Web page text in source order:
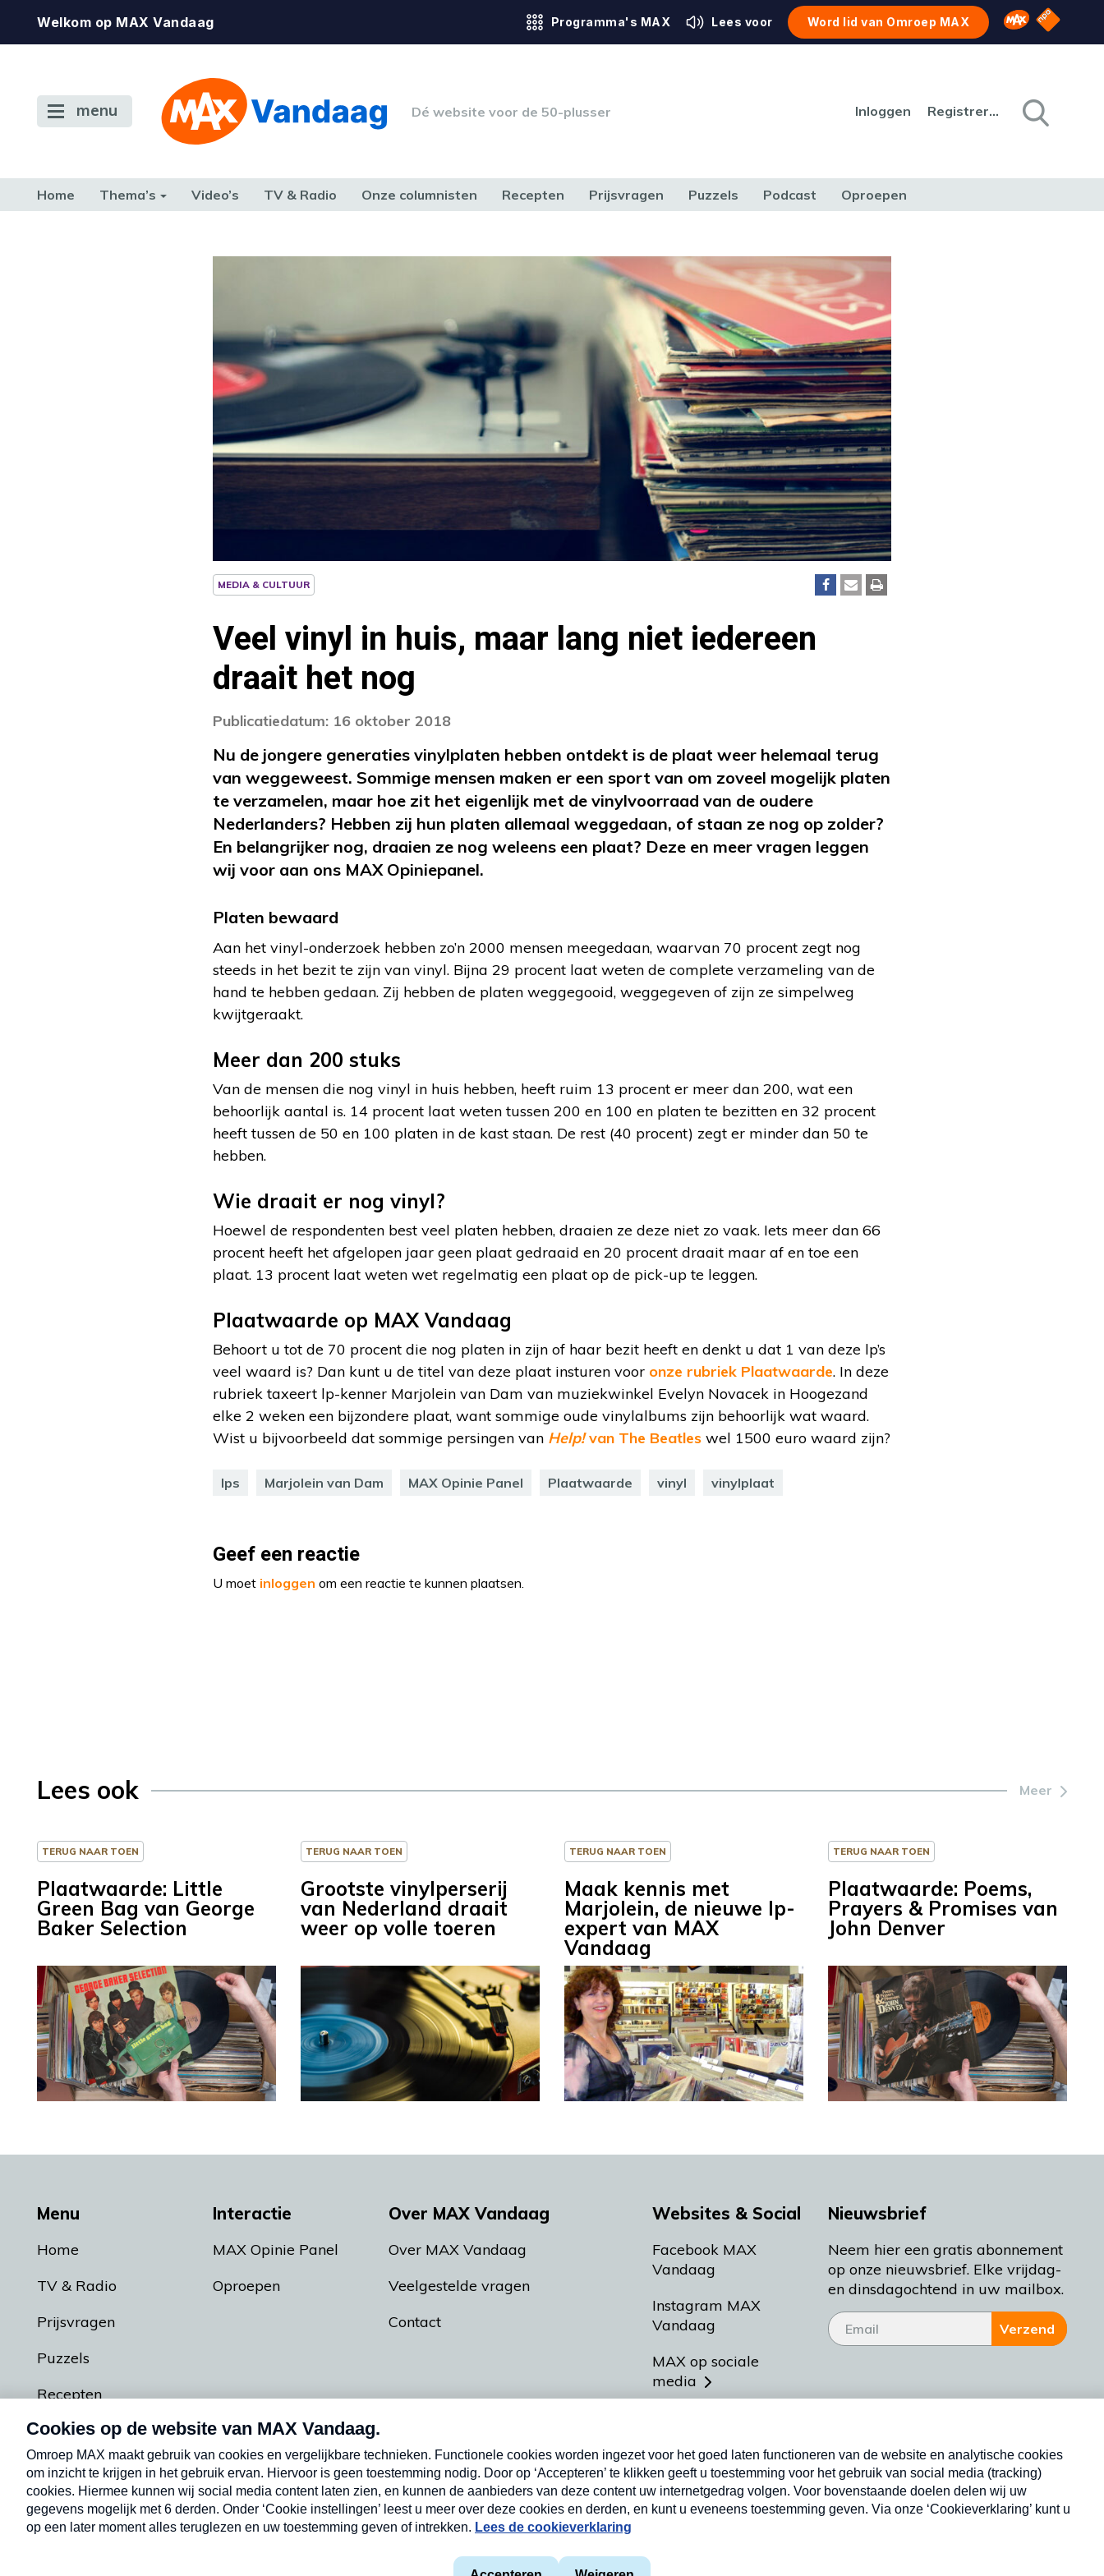
Welkom op MAX Vandaag Programma's MAX Lees voor Word lid van Omroep MAX Omroep MAX
NPO
menu Dé website voor de 50-plusser Inloggen Registreren
Home Thema’s Video’s TV & Radio Onze columnisten Recepten Prijsvragen Puzzels Podcast Oproepen
MEDIA & CULTUUR
Veel vinyl in huis, maar lang niet iedereen
draait het nog
Publicatiedatum: 16 oktober 2018
Nu de jongere generaties vinylplaten hebben ontdekt is de plaat weer helemaal terug
van weggeweest. Sommige mensen maken er een sport van om zoveel mogelijk platen
te verzamelen, maar hoe zit het eigenlijk met de vinylvoorraad van de oudere
Nederlanders? Hebben zij hun platen allemaal weggedaan, of staan ze nog op zolder?
En belangrijker nog, draaien ze nog weleens een plaat? Deze en meer vragen leggen
wij voor aan ons MAX Opiniepanel.
Platen bewaard
Aan het vinyl-onderzoek hebben zo’n 2000 mensen meegedaan, waarvan 70 procent zegt nog
steeds in het bezit te zijn van vinyl. Bijna 29 procent laat weten de complete verzameling van de
hand te hebben gedaan. Zij hebben de platen weggegooid, weggegeven of zijn ze simpelweg
kwijtgeraakt.
Meer dan 200 stuks
Van de mensen die nog vinyl in huis hebben, heeft ruim 13 procent er meer dan 200, wat een
behoorlijk aantal is. 14 procent laat weten tussen 200 en 100 en platen te bezitten en 32 procent
heeft tussen de 50 en 100 platen in de kast staan. De rest (40 procent) zegt er minder dan 50 te
hebben.
Wie draait er nog vinyl?
Hoewel de respondenten best veel platen hebben, draaien ze deze niet zo vaak. Iets meer dan 66
procent heeft het afgelopen jaar geen plaat gedraaid en 20 procent draait maar af en toe een
plaat. 13 procent laat weten wet regelmatig een plaat op de pick-up te leggen.
Plaatwaarde op MAX Vandaag
Behoort u tot de 70 procent die nog platen in zijn of haar bezit heeft en denkt u dat 1 van deze lp’s
veel waard is? Dan kunt u de titel van deze plaat insturen voor onze rubriek Plaatwaarde. In deze
rubriek taxeert lp-kenner Marjolein van Dam van muziekwinkel Evelyn Novacek in Hoogezand
elke 2 weken een bijzondere plaat, want sommige oude vinylalbums zijn behoorlijk wat waard.
Wist u bijvoorbeeld dat sommige persingen van Help!van The Beatles wel 1500 euro waard zijn?
lps Marjolein van Dam MAX Opinie Panel Plaatwaarde vinyl vinylplaat
Geef een reactie
U moet inloggen om een reactie te kunnen plaatsen.
Lees ook Meer
TERUG NAAR TOEN
Plaatwaarde: Little
Green Bag van George
Baker Selection
TERUG NAAR TOEN
Grootste vinylperserij
van Nederland draait
weer op volle toeren
TERUG NAAR TOEN
Maak kennis met
Marjolein, de nieuwe lp-
expert van MAX
Vandaag
TERUG NAAR TOEN
Plaatwaarde: Poems,
Prayers & Promises van
John Denver
Menu
Home
TV & Radio
Prijsvragen
Puzzels
Recepten
Podcasts
Interactie
MAX Opinie Panel
Oproepen
Over MAX Vandaag
Over MAX Vandaag
Veelgestelde vragen
Contact
Websites & Social
Facebook MAX
Vandaag
Instagram MAX
Vandaag
MAX op sociale
media
Meldpunt Actueel
Heel Holland Bakt
Nieuwsbrief
Neem hier een gratis abonnement
op onze nieuwsbrief. Elke vrijdag-
en dinsdagochtend in uw mailbox.
Verzend
Nieuwsbrief
Neem hier een gratis abonnement op onze